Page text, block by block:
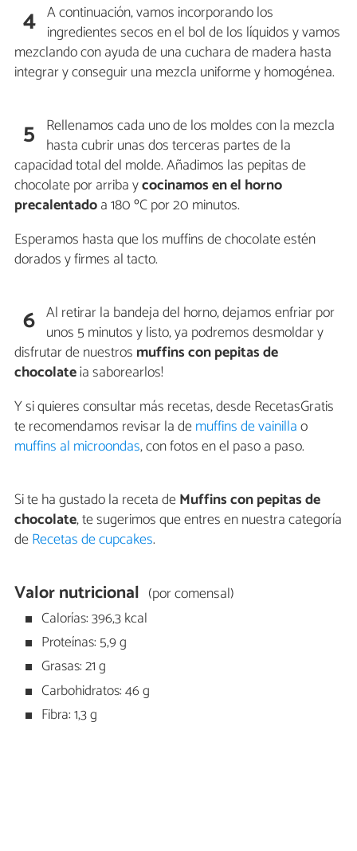
4 A continuación, vamos incorporando los
ingredientes secos en el bol de los líquidos y vamos
mezclando con ayuda de una cuchara de madera hasta
integrar y conseguir una mezcla uniforme y homogénea.
5 Rellenamos cada uno de los moldes con la mezcla
hasta cubrir unas dos terceras partes de la
capacidad total del molde. Añadimos las pepitas de
chocolate por arriba ycocinamos en el horno
precalentadoa 180 ºC por 20 minutos.
Esperamos hasta que los muffins de chocolate estén
dorados y firmes al tacto.
6 Al retirar la bandeja del horno, dejamos enfriar por
unos 5 minutos y listo, ya podremos desmoldar y
disfrutar de nuestros muffins con pepitas de
chocolate¡a saborearlos!
Y si quieres consultar más recetas, desde RecetasGratis
te recomendamos revisar la demuffins de vainillao
muffins al microondas, con fotos en el paso a paso.
Si te ha gustado la receta deMuffins con pepitas de
chocolate, te sugerimos que entres en nuestra categoría
deRecetas de cupcakes.
Valor nutricional (por comensal)
Calorías: 396,3 kcal
Proteínas: 5,9 g
Grasas: 21 g
Carbohidratos: 46 g
Fibra: 1,3 g